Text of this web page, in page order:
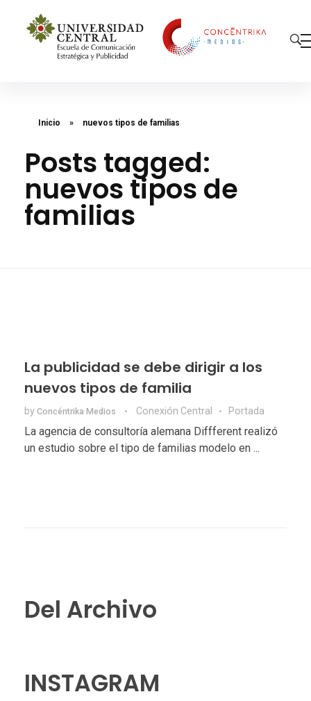
Inicio » nuevos tipos de familias
Posts tagged:
nuevos tipos de
familias
La publicidad se debe dirigir a los
nuevos tipos de familia
by Concéntrika Medios Conexión Central Portada
La agencia de consultoría alemana Diffferent realizó
un estudio sobre el tipo de familias modelo en ...
Del Archivo
INSTAGRAM